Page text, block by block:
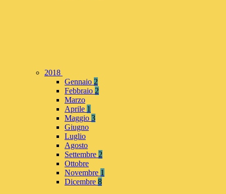
2018
Gennaio 2
Febbraio 2
Marzo
Aprile 1
Maggio 3
Giugno
Luglio
Agosto
Settembre 2
Ottobre
Novembre 1
Dicembre 8